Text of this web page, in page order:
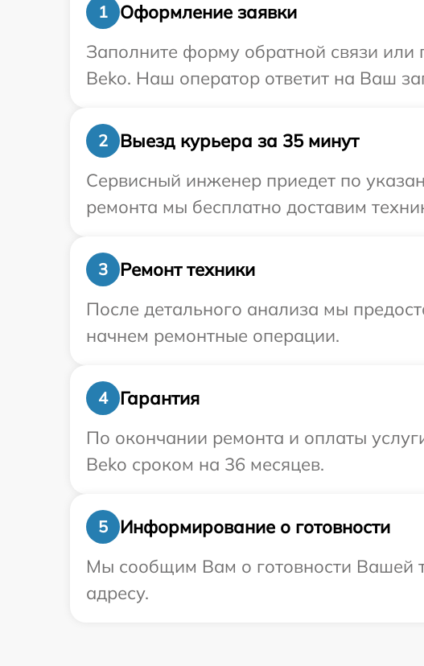
1
Оформление заявки
Заполните форму обратной связи или
Beko. Наш оператор ответит на Ваш
2
Выезд курьера за 35 минут
Сервисный инженер приедет по
ремонта мы бесплатно доставим
3
Ремонт техники
После детального анализа мы
начнем ремонтные операции.
4
Гарантия
По окончании ремонта и оплаты
Beko сроком на 36 месяцев.
5
Информирование о готовности
Мы сообщим Вам о готовности Вашей
адресу.